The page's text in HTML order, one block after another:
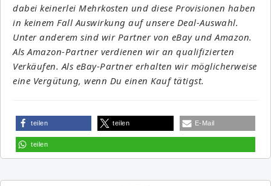
dabei keinerlei Mehrkosten und diese Provisionen haben
in keinem Fall Auswirkung auf unsere Deal-Auswahl.
Unter anderem sind wir Partner von eBay und Amazon.
Als Amazon-Partner verdienen wir an qualifizierten
Verkäufen. Als eBay-Partner erhalten wir möglicherweise
eine Vergütung, wenn Du einen Kauf tätigst.
teilen teilen E-Mail
teilen